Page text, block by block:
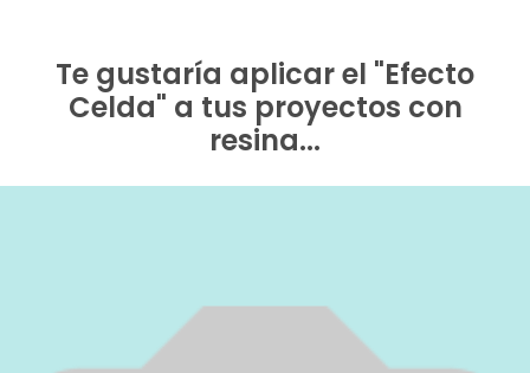
Te gustaría aplicar el "Efecto
Celda" a tus proyectos con
resina...